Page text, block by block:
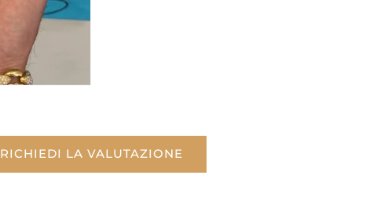
RICHIEDI LA VALUTAZIONE